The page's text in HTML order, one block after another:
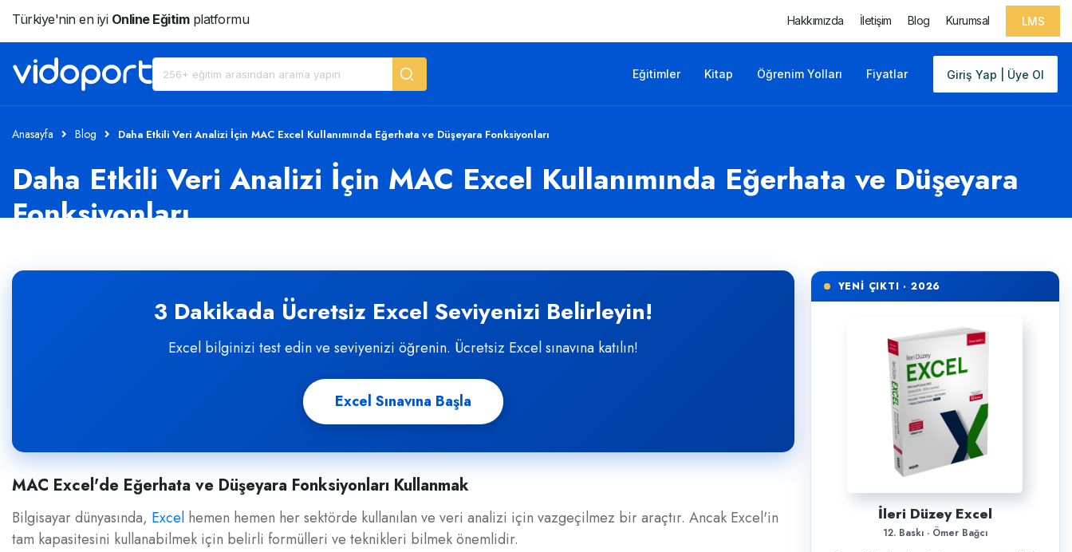
Türkiye'nin en iyi Online Eğitimplatformu Hakkımızda İletişim Blog Kurumsal LMS
Giriş Yap | Üye Ol
Eğitimler Kitap Öğrenim Yolları Fiyatlar
Anasayfa Blog Daha Etkili Veri Analizi İçin MAC Excel Kullanımında Eğerhata ve Düşeyara Fonksiyonları
Daha Etkili Veri Analizi İçin MAC Excel Kullanımında Eğerhata ve Düşeyara
Fonksiyonları
3 Dakikada Ücretsiz Excel Seviyenizi Belirleyin!
Excel bilginizi test edin ve seviyenizi öğrenin. Ücretsiz Excel sınavına katılın!
Excel Sınavına Başla
MAC Excel'de Eğerhata ve Düşeyara Fonksiyonları Kullanmak
Bilgisayar dünyasında, Excel hemen hemen her sektörde kullanılan ve veri analizi için vazgeçilmez bir araçtır. Ancak Excel'in
tam kapasitesini kullanabilmek için belirli formülleri ve teknikleri bilmek önemlidir.
YENİ ÇIKTI · 2026
İleri Düzey Excel
12. Baskı · Ömer Bağcı